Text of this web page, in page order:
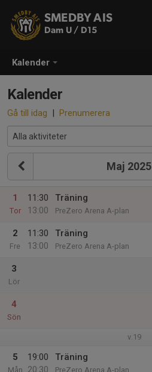
Kalender
SMEDBY AIS
Dam U / D15
Kalender
Gå till idag | Prenumerera
Maj 2025
1
Tor
11:30
13:00
Träning
PreZero Arena A-plan
2
Fre
11:30
13:00
Träning
PreZero Arena A-plan
3
Lör
4
Sön
v.19
5
Mån
19:00
20:30
Träning
PreZero Arena A-plan